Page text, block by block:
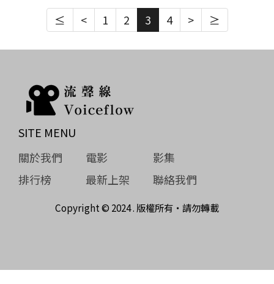
≤ < 1 2 3 4 > ≥
SITE MENU
關於我們
電影
影集
排行榜
最新上架 聯絡我們
Copyright © 2024 . 版權所有‧請勿轉載